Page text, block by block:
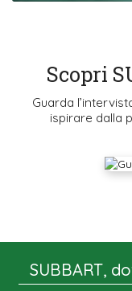
Scopri
Guarda
ispirare dalla
SUBBART,